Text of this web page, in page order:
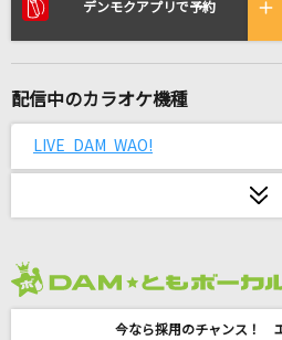
英雄
コンプレックス・イマージュ
Mrs. GREEN APPLE
デンモクアプリで予約
配信中のカラオケ機種
LIVE DAM WAO!
今なら採用のチャンス！